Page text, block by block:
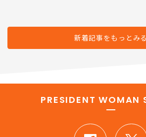
新着記事をもっとみる
PRESIDENT WOMAN